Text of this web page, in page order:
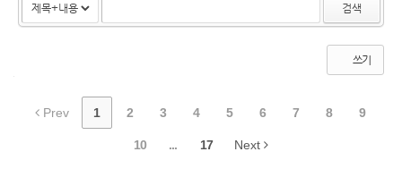
검색
쓰기
Prev 1 2 3 4 5 6 7 8 9
10 ... 17 Next